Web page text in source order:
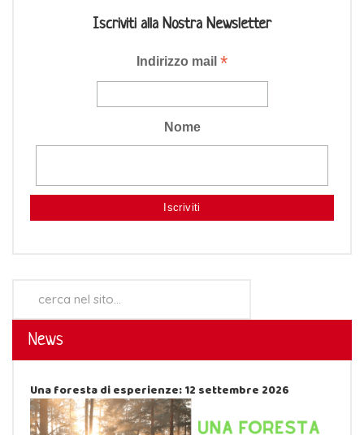
Iscriviti alla Nostra Newsletter
Indirizzo mail *
Nome
News
Una foresta di esperienze: 12 settembre 2026